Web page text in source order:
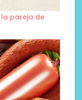
la pareja de